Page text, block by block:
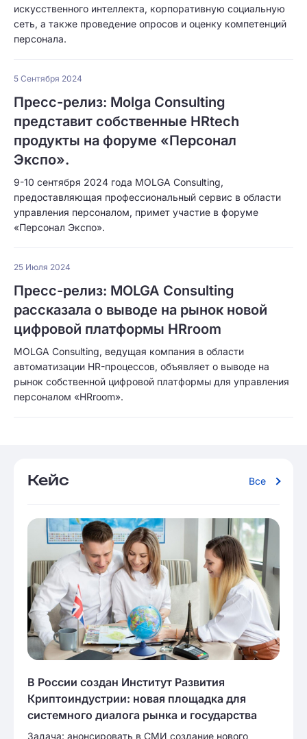
искусственного интеллекта, корпоративную социальную
сеть, а также проведение опросов и оценку компетенций
персонала.
5 Сентября 2024
Пресс-релиз: Molga Consulting
представит собственные HRtech
продукты на форуме «Персонал
Экспо».
9-10 сентября 2024 года MOLGA Consulting,
предоставляющая профессиональный сервис в области
управления персоналом, примет участие в форуме
«Персонал Экспо».
25 Июля 2024
Пресс-релиз: MOLGA Consulting
рассказала о выводе на рынок новой
цифровой платформы HRroom
MOLGA Consulting, ведущая компания в области
автоматизации HR-процессов, объявляет о выводе на
рынок собственной цифровой платформы для управления
персоналом «HRroom».
Кейс Все
В России создан Институт Развития
Криптоиндустрии: новая площадка для
системного диалога рынка и государства
Задача: анонсировать в СМИ создание нового